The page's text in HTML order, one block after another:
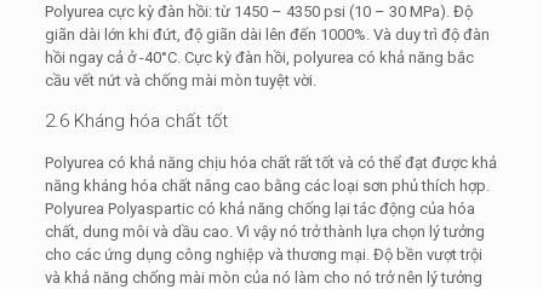
Polyurea cực kỳ đàn hồi: từ 1450 – 4350 psi (10 – 30 MPa). Độ
giãn dài lớn khi đứt, độ giãn dài lên đến 1000%. Và duy trì độ đàn
hồi ngay cả ở -40°C. Cực kỳ đàn hồi, polyurea có khả năng bắc
cầu vết nứt và chống mài mòn tuyệt vời.
2.6 Kháng hóa chất tốt
Polyurea có khả năng chịu hóa chất rất tốt và có thể đạt được khả
năng kháng hóa chất nâng cao bằng các loại sơn phủ thích hợp.
Polyurea Polyaspartic có khả năng chống lại tác động của hóa
chất, dung môi và dầu cao. Vì vậy nó trở thành lựa chọn lý tưởng
cho các ứng dụng công nghiệp và thương mại. Độ bền vượt trội
và khả năng chống mài mòn của nó làm cho nó trở nên lý tưởng